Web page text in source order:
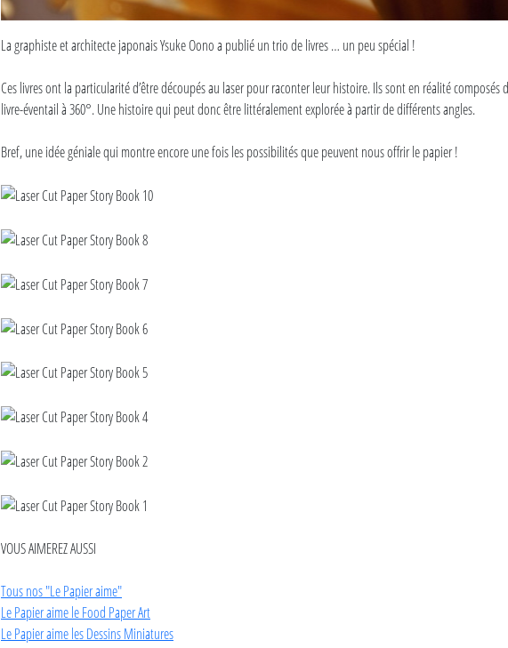
La graphiste et architecte japonais Ysuke Oono a publié un trio de livres … un peu spécial !
Ces livres ont la particularité d’être découpés au laser pour raconter leur histoire. Ils sont en réalité composés
livre-éventail à 360°. Une histoire qui peut donc être littéralement explorée à partir de différents angles.
Bref, une idée géniale qui montre encore une fois les possibilités que peuvent nous offrir le papier !
VOUS AIMEREZ AUSSI
Tous nos "Le Papier aime"
Le Papier aime le Food Paper Art
Le Papier aime les Dessins Miniatures